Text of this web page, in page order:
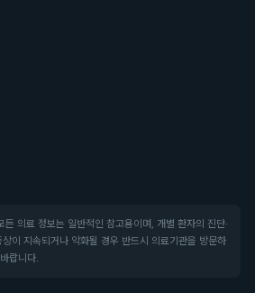
든 의료 정보는 일반적인 참고용이며, 개별 환자의 진단·
이 지속되거나 악화될 경우 반드시 의료기관을 방문하
랍니다.